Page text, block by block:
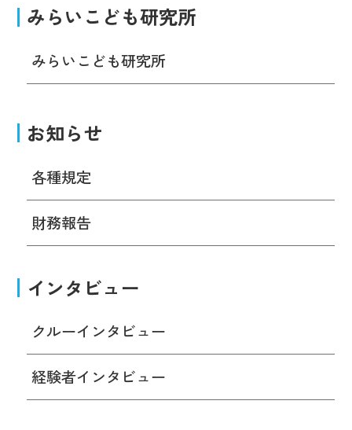
みらいこども研究所
みらいこども研究所
お知らせ
各種規定
財務報告
インタビュー
クルーインタビュー
経験者インタビュー